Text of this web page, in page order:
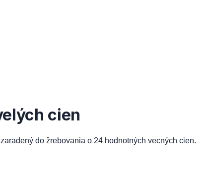
cien
do žrebovania o 24 hodnotných vecných cien.